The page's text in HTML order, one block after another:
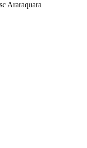
Araraquara